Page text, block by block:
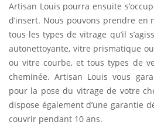
Artisan Louis pourra ensuite
d’insert. Nous pouvons prendre en
tous les types de vitrage qu’il
autonettoyante, vitre prismatique
ou vitre courbe, et tous types de
cheminée. Artisan Louis vous
pour la pose du vitrage de votre
dispose également d’une garantie
couvrir pendant 10 ans.